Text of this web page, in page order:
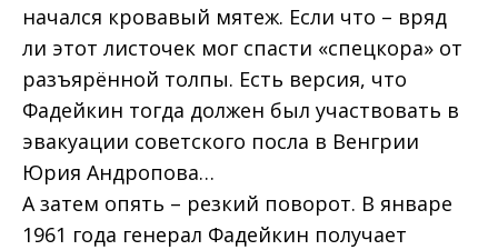
начался кровавый мятеж. Если что – вряд
ли этот листочек мог спасти «спецкора» от
разъярённой толпы. Есть версия, что
Фадейкин тогда должен был участвовать в
эвакуации советского посла в Венгрии
Юрия Андропова…
А затем опять – резкий поворот. В январе
1961 года генерал Фадейкин получает